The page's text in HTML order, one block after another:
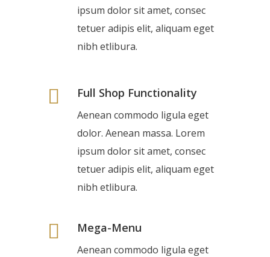
ipsum dolor sit amet, consec
tetuer adipis elit, aliquam eget
nibh etlibura.
Full Shop Functionality
Aenean commodo ligula eget
dolor. Aenean massa. Lorem
ipsum dolor sit amet, consec
tetuer adipis elit, aliquam eget
nibh etlibura.
Mega-Menu
Aenean commodo ligula eget